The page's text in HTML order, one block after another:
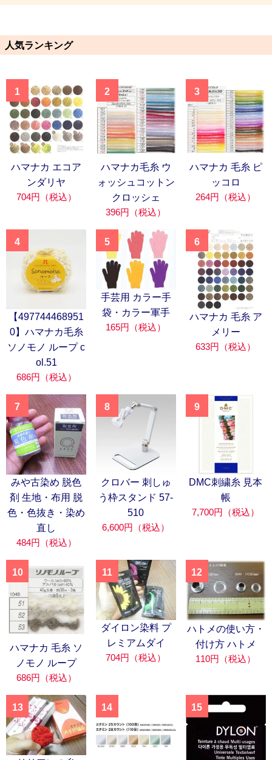
人気ランキング
1
ハマナカ エコア
ンダリヤ
704円（税込）
2
ハマナカ毛糸 ウ
ォッシュコットン
クロッシェ
396円（税込）
3
ハマナカ 毛糸 ピ
ッコロ
264円（税込）
4
【497744468951
0】ハマナカ毛糸
ソノモノ ループ c
ol.51
686円（税込）
5
手芸用 カラー手
袋・カラー軍手
165円（税込）
6
ハマナカ 毛糸 ア
メリー
633円（税込）
7
みや古染め 脱色
剤 生地・布用 脱
色・色抜き・染め
直し
484円（税込）
8
クロバー 刺しゅ
う枠スタンド 57-
510
6,600円（税込）
9
DMC刺繍糸 見本
帳
7,700円（税込）
10
ハマナカ 毛糸 ソ
ノモノ ループ
686円（税込）
11
ダイロン染料 プ
レミアムダイ
704円（税込）
12
ハトメの使い方・
付け方 ハトメ
110円（税込）
13 14 15